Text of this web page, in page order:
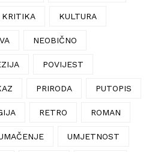
KRITIKA KULTURA
NEOBIČNO
POVIJEST
PRIRODA PUTOPIS
RETRO ROMAN
UMJETNOST